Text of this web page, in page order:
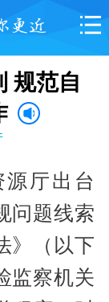
规范自
厅出台
问题线索
》（以下
监察机关